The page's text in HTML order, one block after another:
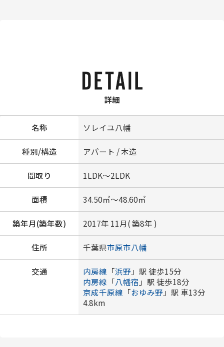
詳細
名称 ソレイユ八幡
種別/構造 アパート / 木造
間取り 1LDK～2LDK
面積 34.50㎡～48.60㎡
築年月(築年数) 2017年 11月( 築8年 )
住所 千葉県市原市八幡
交通 内房線 「浜野 」駅 徒歩15分
内房線 「八幡宿 」駅 徒歩18分
京成千原線 「おゆみ野 」駅 車13分
4.8km